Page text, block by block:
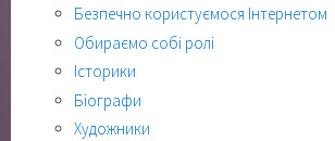
Безпечно користуємося Інтернетом
Обираємо собі ролі
Історики
Біографи
Художники